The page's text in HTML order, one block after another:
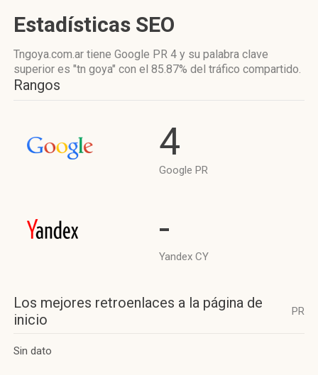
Estadísticas SEO
Tngoya.com.ar tiene Google PR 4 y su palabra clave
superior es "tn goya" con el 85.87% del tráfico compartido.
Rangos
4
Google PR
-
Yandex CY
Los mejores retroenlaces a la página de
inicio
PR
Sin dato